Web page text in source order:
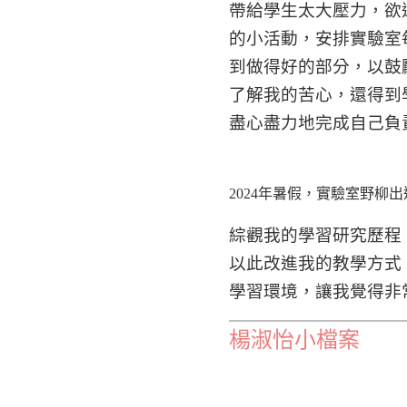
帶給學生太大壓力，
的小活動，安排實驗
到做得好的部分，以
了解我的苦心，還得
盡心盡力地完成自己
2024年暑假，實驗室野柳出
綜觀我的學習研究歷
以此改進我的教學方
學習環境，讓我覺得
楊淑怡小檔案